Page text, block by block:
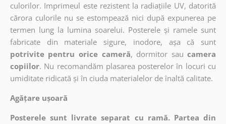
culorilor. Imprimeul este rezistent la radiațiile UV, datorită
cărora culorile nu se estompează nici după expunerea pe
termen lung la lumina soarelui. Posterele și ramele sunt
fabricate din materiale sigure, inodore, așa că sunt
potrivite pentru orice cameră, dormitor sau camera
copiilor. Nu recomandăm plasarea posterelor în locuri cu
umiditate ridicată și în ciuda materialelor de înaltă calitate.
Agățare ușoară
Posterele sunt livrate separat cu ramă. Partea din